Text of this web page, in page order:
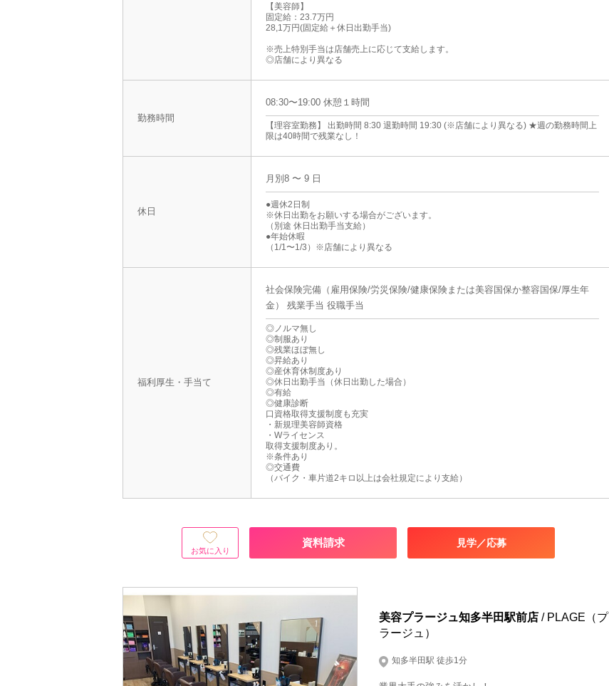
【美容師】
固定給：23.7万円
28,1万円(固定給＋休日出勤手当)
※売上特別手当は店舗売上に応じて支給します。
◎店舗により異なる
勤務時間
08:30〜19:00 休憩１時間
【理容室勤務】 出勤時間 8:30 退勤時間 19:30 (※店舗により異なる) ★週の勤務時間上
限は40時間で残業なし！
休日
月別8 〜 9 日
●週休2日制
※休日出勤をお願いする場合がございます。
（別途 休日出勤手当支給）
●年始休暇
（1/1〜1/3）※店舗により異なる
福利厚生・手当て
社会保険完備（雇用保険/労災保険/健康保険または美容国保か整容国保/厚生年
金） 残業手当 役職手当
◎ノルマ無し
◎制服あり
◎残業ほぼ無し
◎昇給あり
◎産休育休制度あり
◎休日出勤手当（休日出勤した場合）
◎有給
◎健康診断
口資格取得支援制度も充実
・新規理美容師資格
・Wライセンス
取得支援制度あり。
※条件あり
◎交通費
（バイク・車片道2キロ以上は会社規定により支給）
お気に入り
資料請求 見学／応募
美容プラージュ知多半田駅前店 / PLAGE（プ
ラージュ）
知多半田駅 徒歩1分